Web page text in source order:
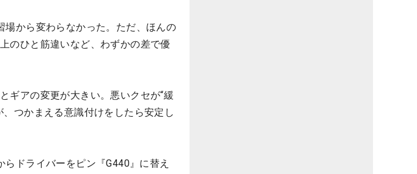
から変わらなかった。ただ、ほんの
のひと筋違いなど、わずかの差で優
ギアの変更が大きい。悪いクセが“緩
つかまえる意識付けをしたら安定し
ドライバーをピン『G440』に替え